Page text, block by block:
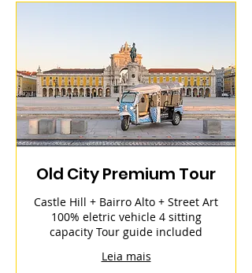
Old City Premium Tour
Castle Hill + Bairro Alto + Street Art
100% eletric vehicle 4 sitting
capacity Tour guide included
Leia mais